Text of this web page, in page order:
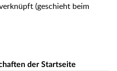
(geschieht beim
der Startseite